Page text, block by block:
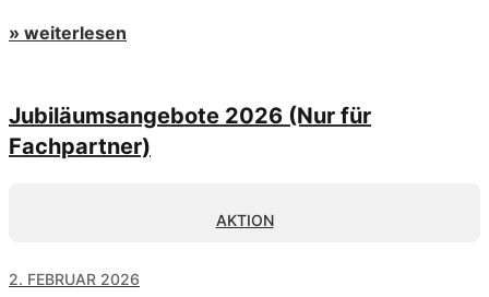
» weiterlesen
Jubiläumsangebote 2026 (Nur für
Fachpartner)
AKTION
2. FEBRUAR 2026